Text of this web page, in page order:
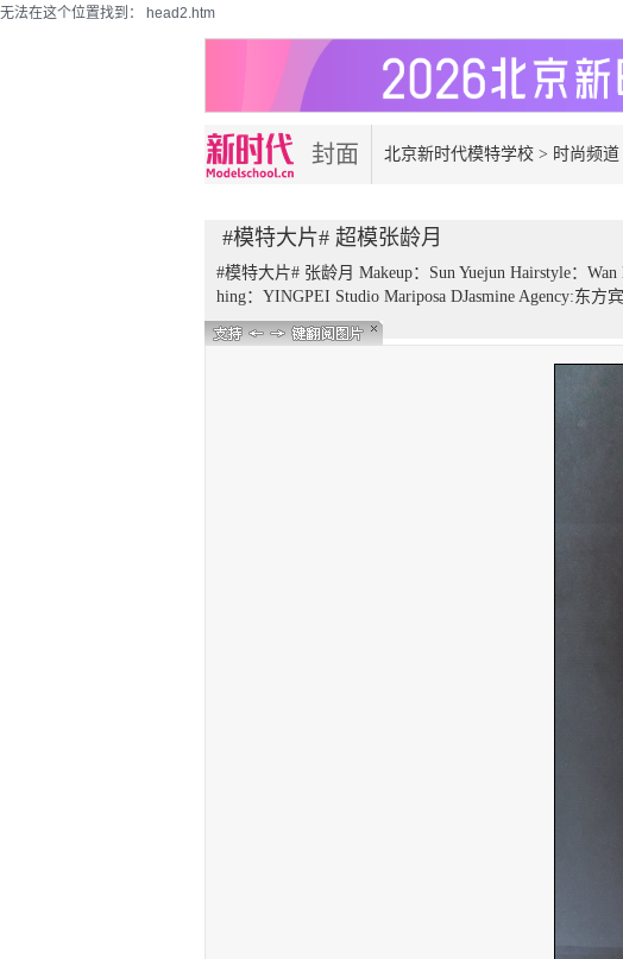
无法在这个位置找到： head2.htm
封面 北京新时代模特学校 > 时尚频道
#模特大片# 超模张龄月
#模特大片# 张龄月 Makeup：Sun Yuejun Hairstyle：
hing：YINGPEI Studio Mariposa DJasmine Agency:东方